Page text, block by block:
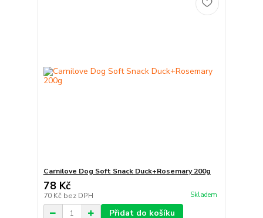
Carnilove Dog Soft Snack Duck+Rosemary 200g
78 Kč
70 Kč bez DPH Skladem
Přidat do košíku